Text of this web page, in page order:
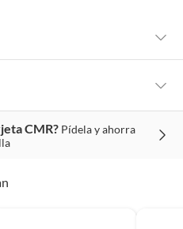
Laton
Burbuja
30 días desde que los recibes para
y otros vendedores tienen:
CMR? Pídela y ahorra